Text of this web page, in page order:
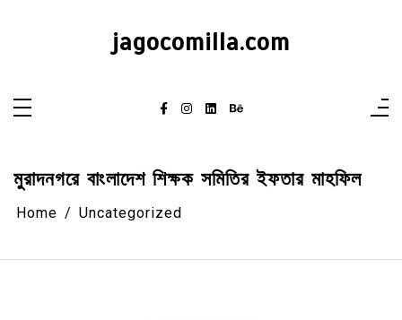
jagocomilla.com
মুরাদনগরে বাংলাদেশ শিক্ষক সমিতির ইফতার মাহফিল
Home Uncategorized